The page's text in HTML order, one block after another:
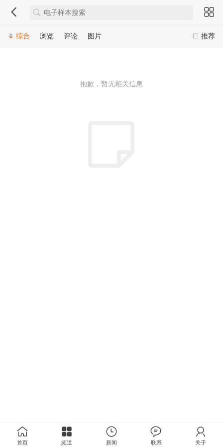
推荐
综合 浏览 评论 图片
抱歉，暂无相关信息
首页 频道 新闻 联系 关于